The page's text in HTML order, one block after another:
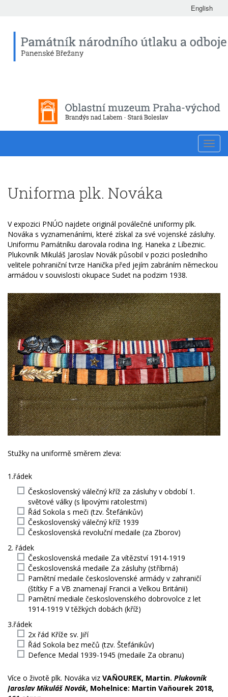
English
Uniforma plk. Nováka
V expozici PNÚO najdete originál poválečné uniformy plk.
Nováka s vyznamenáními, které získal za své vojenské zásluhy.
Uniformu Památníku darovala rodina Ing. Haneka z Líbeznic.
Plukovník Mikuláš Jaroslav Novák působil v pozici posledního
velitele pohraniční tvrze Hanička před jejím zabráním německou
armádou v souvislosti okupace Sudet na podzim 1938.
Stužky na uniformě směrem zleva:
1.řádek
Československý válečný kříž za zásluhy v období 1.
světové války (s lipovými ratolestmi)
Řád Sokola s meči (tzv. Štefánikův)
Československý válečný kříž 1939
Československá revoluční medaile (za Zborov)
2. řádek
Československá medaile Za vítězství 1914-1919
Československá medaile Za zásluhy (stříbrná)
Pamětní medaile československé armády v zahraničí
(štítky F a VB znamenají Francii a Velkou Británii)
Pamětní mediale československého dobrovolce z let
1914-1919 V těžkých dobách (kříž)
3.řádek
2x řád Kříže sv. Jiří
Řád Sokola bez mečů (tzv. Štefánikův)
Defence Medal 1939-1945 (medaile Za obranu)
Více o životě plk. Nováka viz VAŇOUREK, Martin. Plukovník
Jaroslav Mikuláš Novák, Mohelnice: Martin Vaňourek 2018,